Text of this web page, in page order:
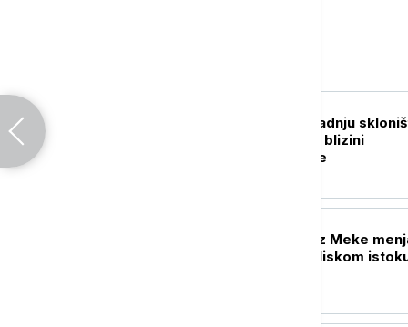
Tokio planira izgradnju
raketnih napada u blizini
železničke stanice
Koliko vojni pakt iz Meke
odnos snaga na Bliskom